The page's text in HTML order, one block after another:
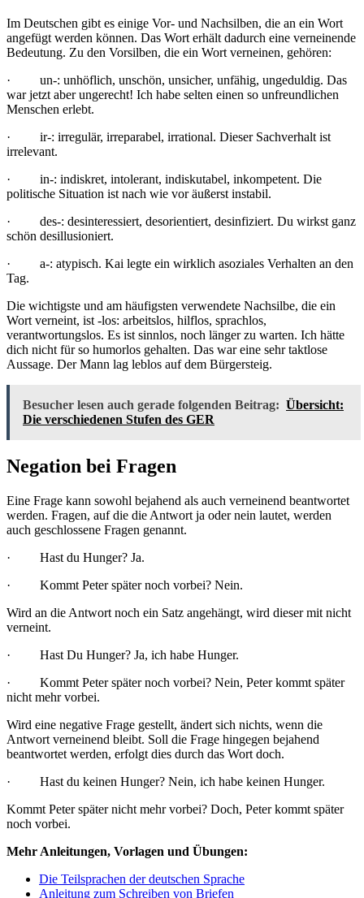
Im Deutschen gibt es einige Vor- und Nachsilben, die an ein Wort
angefügt werden können. Das Wort erhält dadurch eine verneinende
Bedeutung. Zu den Vorsilben, die ein Wort verneinen, gehören:
· un-: unhöflich, unschön, unsicher, unfähig, ungeduldig. Das
war jetzt aber ungerecht! Ich habe selten einen so unfreundlichen
Menschen erlebt.
· ir-: irregulär, irreparabel, irrational. Dieser Sachverhalt ist
irrelevant.
· in-: indiskret, intolerant, indiskutabel, inkompetent. Die
politische Situation ist nach wie vor äußerst instabil.
· des-: desinteressiert, desorientiert, desinfiziert. Du wirkst ganz
schön desillusioniert.
· a-: atypisch. Kai legte ein wirklich asoziales Verhalten an den
Tag.
Die wichtigste und am häufigsten verwendete Nachsilbe, die ein
Wort verneint, ist -los: arbeitslos, hilflos, sprachlos,
verantwortungslos. Es ist sinnlos, noch länger zu warten. Ich hätte
dich nicht für so humorlos gehalten. Das war eine sehr taktlose
Aussage. Der Mann lag leblos auf dem Bürgersteig.
Besucher lesen auch gerade folgenden Beitrag: Übersicht:
Die verschiedenen Stufen des GER
Negation bei Fragen
Eine Frage kann sowohl bejahend als auch verneinend beantwortet
werden. Fragen, auf die die Antwort ja oder nein lautet, werden
auch geschlossene Fragen genannt.
· Hast du Hunger? Ja.
· Kommt Peter später noch vorbei? Nein.
Wird an die Antwort noch ein Satz angehängt, wird dieser mit nicht
verneint.
· Hast Du Hunger? Ja, ich habe Hunger.
· Kommt Peter später noch vorbei? Nein, Peter kommt später
nicht mehr vorbei.
Wird eine negative Frage gestellt, ändert sich nichts, wenn die
Antwort verneinend bleibt. Soll die Frage hingegen bejahend
beantwortet werden, erfolgt dies durch das Wort doch.
· Hast du keinen Hunger? Nein, ich habe keinen Hunger.
Kommt Peter später nicht mehr vorbei? Doch, Peter kommt später
noch vorbei.
Mehr Anleitungen, Vorlagen und Übungen:
Die Teilsprachen der deutschen Sprache
Anleitung zum Schreiben von Briefen